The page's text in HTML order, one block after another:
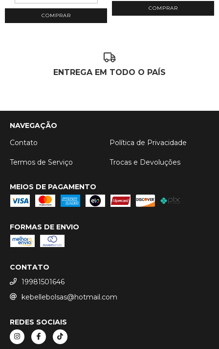
ENTREGA EM TODO O PAÍS
NAVEGAÇÃO
Contato
Política de Privacidade
Termos de Serviço Trocas e Devoluções
MEIOS DE PAGAMENTO
FORMAS DE ENVIO
CONTATO
19981501646
kebellebolsas@hotmail.com
REDES SOCIAIS